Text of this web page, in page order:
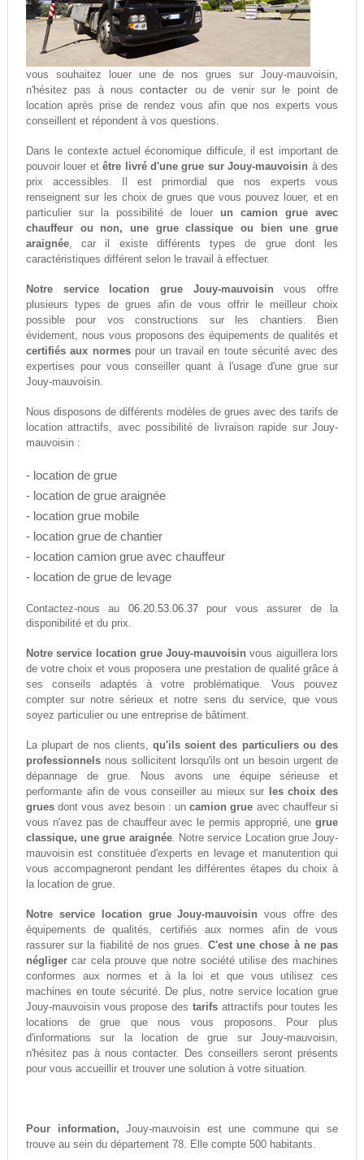
vous souhaitez louer une de nos grues sur Jouy-mauvoisin,
n'hésitez pas à nouscontacter ou de venir sur le point de
location après prise de rendez vous afin que nos experts vous
conseillent et répondent à vos questions.
Dans le contexte actuel économique difficule, il est important de
pouvoir louer etêtre livré d'une grue sur Jouy-mauvoisin à des
prix accessibles. Il est primordial que nos experts vous
renseignent sur les choix de grues que vous pouvez louer, et en
particulier sur la possibilité de louer un camion grue avec
chauffeur ou non, une grue classique ou bien une grue
araignée, car il existe différents types de grue dont les
caractéristiques différent selon le travail à effectuer.
Notre service location grue Jouy-mauvoisin vous offre
plusieurs types de grues afin de vous offrir le meilleur choix
possible pour vos constructions sur les chantiers. Bien
évidement, nous vous proposons des équipements de qualités et
certifiés aux normespour un travail en toute sécurité avec des
expertises pour vous conseiller quant à l'usage d'une grue sur
Jouy-mauvoisin.
Nous disposons de différents modèles de grues avec des tarifs de
location attractifs, avec possibilité de livraison rapide sur Jouy-
mauvoisin :
- location de grue
- location de grue araignée
- location grue mobile
- location grue de chantier
- location camion grue avec chauffeur
- location de grue de levage
Contactez-nous au 06.20.53.06.37pour vous assurer de la
disponibilité et du prix.
Notre service location grue Jouy-mauvoisin vous aiguillera lors
de votre choix et vous proposera une prestation de qualité grâce à
ses conseils adaptés à votre problématique. Vous pouvez
compter sur notre sérieux et notre sens du service, que vous
soyez particulier ou une entreprise de bâtiment.
La plupart de nos clients, qu'ils soient des particuliers ou des
professionnelsnous sollicitent lorsqu'ils ont un besoin urgent de
dépannage de grue. Nous avons une équipe sérieuse et
performante afin de vous conseiller au mieux sur
les choix des
gruesdont vous avez besoin : uncamion grue avec chauffeur si
vous n'avez pas de chauffeur avec le permis approprié, unegrue
classique, une grue araignée. Notre service Location grue Jouy-
mauvoisin est constituée d'experts en levage et manutention qui
vous accompagneront pendant les différentes étapes du choix à
la location de grue.
Notre service location grue Jouy-mauvoisin vous offre des
équipements de qualités, certifiés aux normes afin de vous
rassurer sur la fiabilité de nos grues. C'est une chose à ne pas
négligercar cela prouve que notre société utilise des machines
conformes aux normes et à la loi et que vous utilisez ces
machines en toute sécurité. De plus, notre service location grue
Jouy-mauvoisin vous propose des tarifs attractifs pour toutes les
locations de grue que nous vous proposons. Pour plus
d'informations sur la location de grue sur Jouy-mauvoisin,
n'hésitez pas à nous contacter. Des conseillers seront présents
pour vous accueillir et trouver une solution à votre situation.
Pour information, Jouy-mauvoisin est une commune qui se
trouve au sein du département 78. Elle compte 500 habitants.